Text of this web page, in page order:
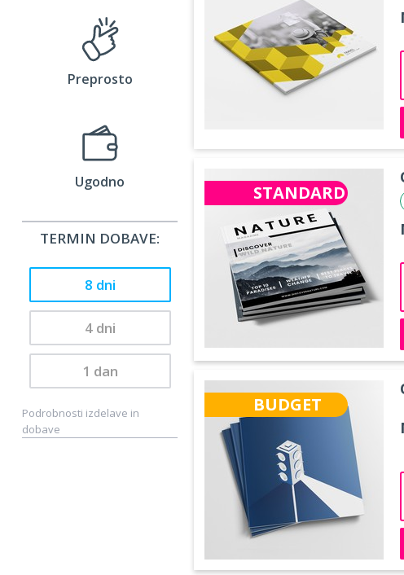
Preprosto
Ugodno
TERMIN DOBAVE:
8 dni
4 dni
1 dan
Podrobnosti izdelave in
dobave
STANDARD
BUDGET